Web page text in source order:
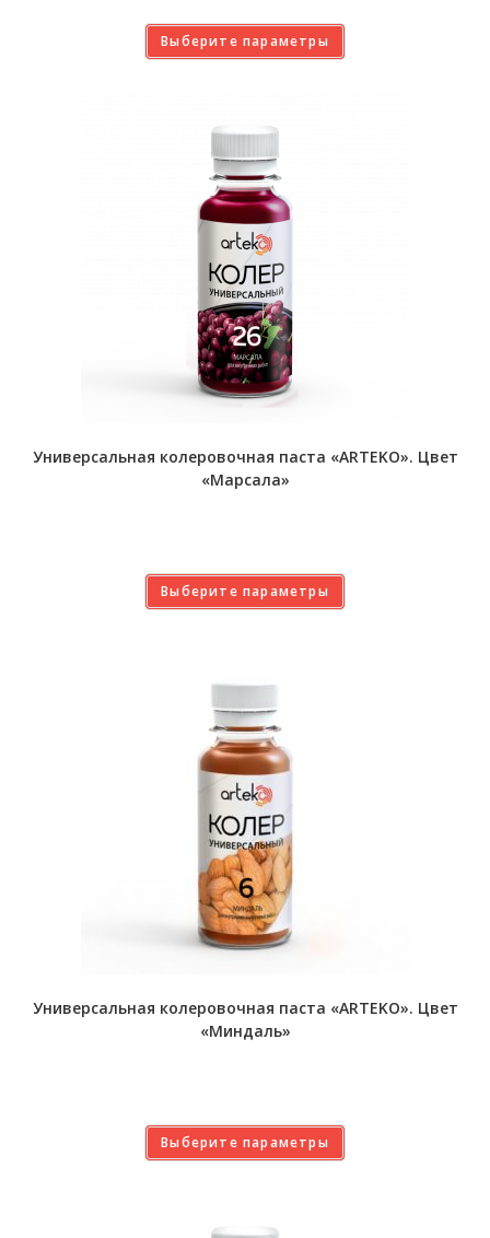
Выберите параметры
Универсальная колеровочная паста «ARTEKO». Цвет
«Марсала»
Выберите параметры
Универсальная колеровочная паста «ARTEKO». Цвет
«Миндаль»
Выберите параметры